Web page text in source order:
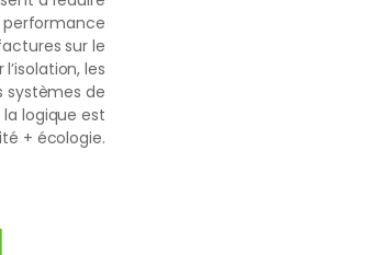
performance
sur le
les
systèmes de
logique est
+ écologie.